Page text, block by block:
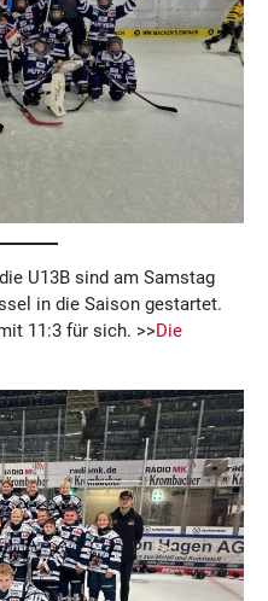
U13B sind am Samstag
in die Saison gestartet.
11:3 für sich. >>Die